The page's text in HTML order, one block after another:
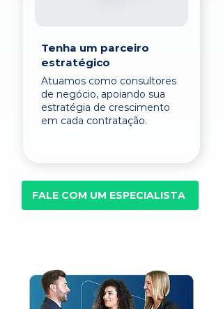
Tenha um parceiro
estratégico
Atuamos como consultores
de negócio, apoiando sua
estratégia de crescimento
em cada contratação.
FALE COM UM ESPECIALISTA